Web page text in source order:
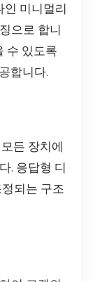
인 미니멀리
으로 합니
수 있도록
합니다.
든 장치에
. 응답형 디
되는 구조